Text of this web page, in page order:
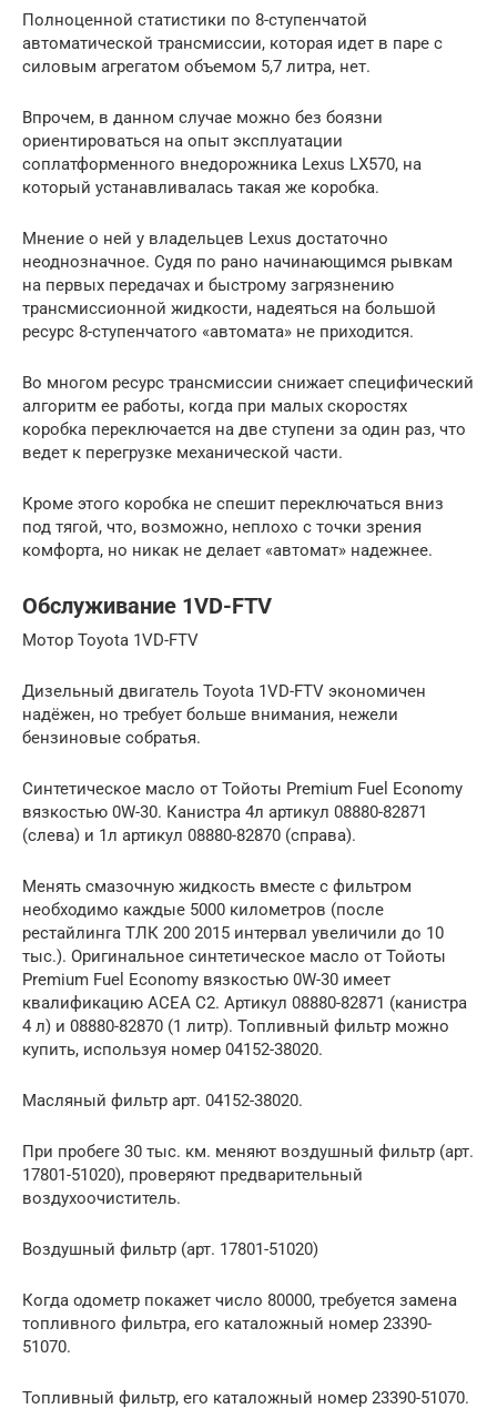
Полноценной статистики по 8-ступенчатой
автоматической трансмиссии, которая идет в паре с
силовым агрегатом объемом 5,7 литра, нет.
Впрочем, в данном случае можно без боязни
ориентироваться на опыт эксплуатации
соплатформенного внедорожника Lexus LX570, на
который устанавливалась такая же коробка.
Мнение о ней у владельцев Lexus достаточно
неоднозначное. Судя по рано начинающимся рывкам
на первых передачах и быстрому загрязнению
трансмиссионной жидкости, надеяться на большой
ресурс 8-ступенчатого «автомата» не приходится.
Во многом ресурс трансмиссии снижает специфический
алгоритм ее работы, когда при малых скоростях
коробка переключается на две ступени за один раз, что
ведет к перегрузке механической части.
Кроме этого коробка не спешит переключаться вниз
под тягой, что, возможно, неплохо с точки зрения
комфорта, но никак не делает «автомат» надежнее.
Обслуживание 1VD-FTV
Мотор Toyota 1VD-FTV
Дизельный двигатель Toyota 1VD-FTV экономичен
надёжен, но требует больше внимания, нежели
бензиновые собратья.
Синтетическое масло от Тойоты Premium Fuel Economy
вязкостью 0W-30. Канистра 4л артикул 08880-82871
(слева) и 1л артикул 08880-82870 (справа).
Менять смазочную жидкость вместе с фильтром
необходимо каждые 5000 километров (после
рестайлинга ТЛК 200 2015 интервал увеличили до 10
тыс.). Оригинальное синтетическое масло от Тойоты
Premium Fuel Economy вязкостью 0W-30 имеет
квалификацию ACEA C2. Артикул 08880-82871 (канистра
4 л) и 08880-82870 (1 литр). Топливный фильтр можно
купить, используя номер 04152-38020.
Масляный фильтр арт. 04152-38020.
При пробеге 30 тыс. км. меняют воздушный фильтр (арт.
17801-51020), проверяют предварительный
воздухоочиститель.
Воздушный фильтр (арт. 17801-51020)
Когда одометр покажет число 80000, требуется замена
топливного фильтра, его каталожный номер 23390-
51070.
Топливный фильтр, его каталожный номер 23390-51070.